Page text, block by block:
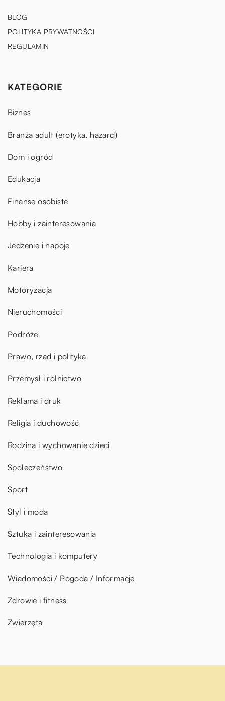
BLOG
POLITYKA PRYWATNOŚCI
REGULAMIN
KATEGORIE
Biznes
Branża adult (erotyka, hazard)
Dom i ogród
Edukacja
Finanse osobiste
Hobby i zainteresowania
Jedzenie i napoje
Kariera
Motoryzacja
Nieruchomości
Podróże
Prawo, rząd i polityka
Przemysł i rolnictwo
Reklama i druk
Religia i duchowość
Rodzina i wychowanie dzieci
Społeczeństwo
Sport
Styl i moda
Sztuka i zainteresowania
Technologia i komputery
Wiadomości / Pogoda / Informacje
Zdrowie i fitness
Zwierzęta